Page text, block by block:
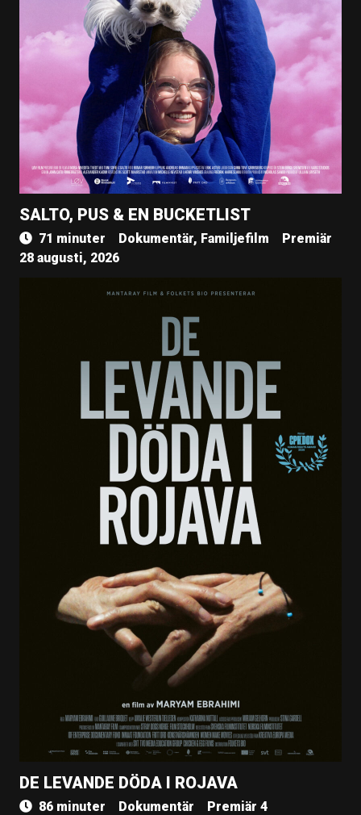
SALTO, PUS & EN BUCKETLIST
71 minuter Dokumentär, Familjefilm
Premiär
28 augusti, 2026
DE LEVANDE DÖDA I ROJAVA
86 minuter Dokumentär
Premiär 4